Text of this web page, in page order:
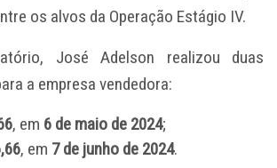
os alvos da Operação Estágio IV.
José Adelson realizou duas
a empresa vendedora:
, em 6 de maio de 2024;
, em 7 de junho de 2024.